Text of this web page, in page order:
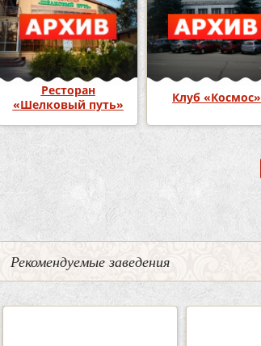
Ресторан
«Шелковый путь»
Клуб «Космос»
Страницы
Рекомендуемые заведения